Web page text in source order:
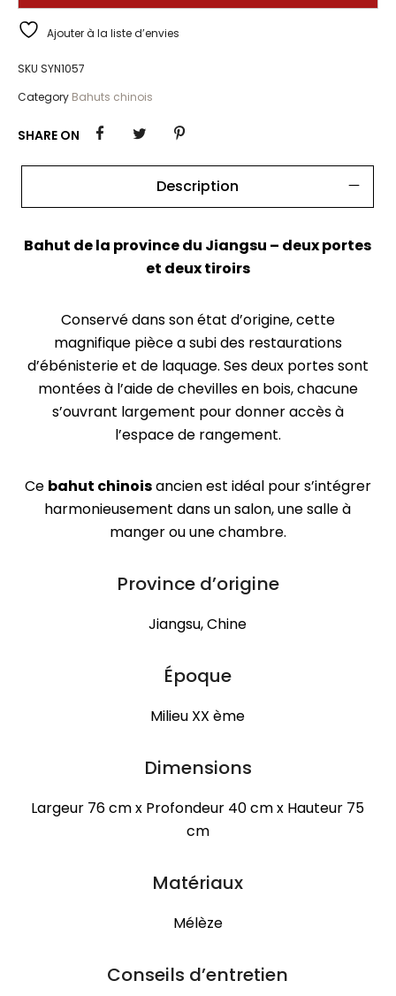
Ajouter à la liste d’envies
SKU SYN1057
Category Bahuts chinois
SHARE ON
Description
Bahut de la province du Jiangsu – deux portes
et deux tiroirs
Conservé dans son état d’origine, cette
magnifique pièce a subi des restaurations
d’ébénisterie et de laquage. Ses deux portes sont
montées à l’aide de chevilles en bois, chacune
s’ouvrant largement pour donner accès à
l’espace de rangement.
Ce bahut chinoisancien est idéal pour s’intégrer
harmonieusement dans un salon, une salle à
manger ou une chambre.
Province d’origine
Jiangsu, Chine
Époque
Milieu XX ème
Dimensions
Largeur 76 cm x Profondeur 40 cm x Hauteur 75
cm
Matériaux
Mélèze
Conseils d’entretien